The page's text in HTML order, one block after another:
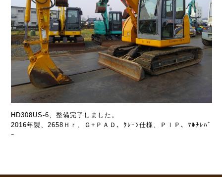
HD308US-6、整備完了しました。
2016年製、2658Ｈｒ、Ｇ+ＰＡＤ、ｸﾚｰﾝ仕様、ＰＩＰ、ﾏﾙﾁﾚﾊﾞ
ｰ